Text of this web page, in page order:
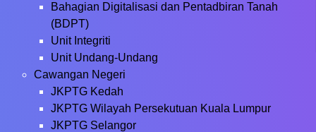
Bahagian Digitalisasi dan Pentadbiran Tanah
(BDPT)
Unit Integriti
Unit Undang-Undang
Cawangan Negeri
JKPTG Kedah
JKPTG Wilayah Persekutuan Kuala Lumpur
JKPTG Selangor